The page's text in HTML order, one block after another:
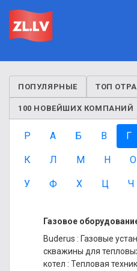
ПОПУЛЯРНЫЕ ТОП
100 НОВЕЙШИХ КОМПАНИЙ
P А Б В Г
К Л М Н О
У Ф Х Ц Ч
Газовое
Buderus : Газовые
скважины для
котел : Тепловая